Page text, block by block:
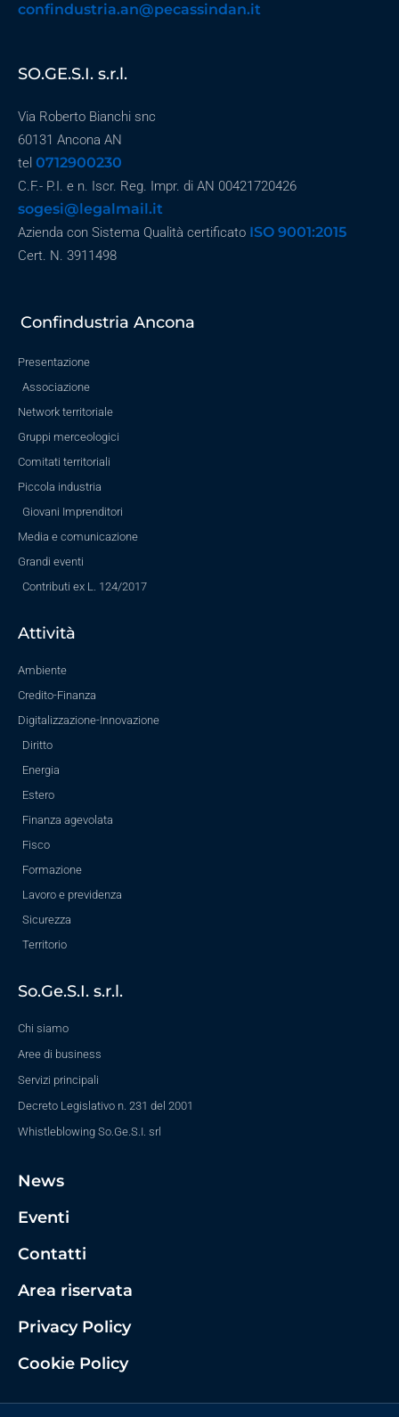
confindustria.an@pecassindan.it
SO.GE.S.I. s.r.l.
Via Roberto Bianchi snc
60131 Ancona AN
tel 0712900230
C.F.- P.I. e n. Iscr. Reg. Impr. di AN 00421720426
sogesi@legalmail.it
Azienda con Sistema Qualità certificato ISO 9001:2015
Cert. N. 3911498
Confindustria Ancona
Presentazione
Associazione
Network territoriale
Gruppi merceologici
Comitati territoriali
Piccola industria
Giovani Imprenditori
Media e comunicazione
Grandi eventi
Contributi ex L. 124/2017
Attività
Ambiente
Credito-Finanza
Digitalizzazione-Innovazione
Diritto
Energia
Estero
Finanza agevolata
Fisco
Formazione
Lavoro e previdenza
Sicurezza
Territorio
So.Ge.S.I. s.r.l.
Chi siamo
Aree di business
Servizi principali
Decreto Legislativo n. 231 del 2001
Whistleblowing So.Ge.S.I. srl
News
Eventi
Contatti
Area riservata
Privacy Policy
Cookie Policy